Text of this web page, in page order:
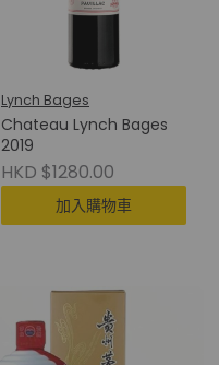
Lynch Bages
Chateau Lynch Bages
2019
HKD $1280.00
加入購物車